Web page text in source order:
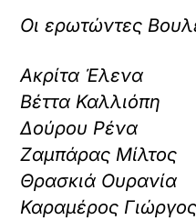
Οι ερωτώντες
Ακρίτα Έλενα
Βέττα Καλλιόπη
Δούρου Ρένα
Ζαμπάρας Μίλτος
Θρασκιά Ουρανία
Καραμέρος Γιώργος